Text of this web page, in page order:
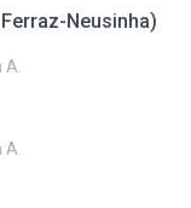
Neusinha)